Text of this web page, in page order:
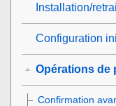
Installation/
Configuration
Opérations de
Confirmation